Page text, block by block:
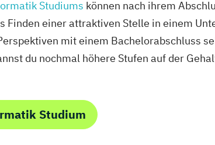
Studiums können nach ihrem
Finden einer attraktiven Stelle in einem
mit einem Bachelorabschluss
du nochmal höhere Stufen auf der
Studium